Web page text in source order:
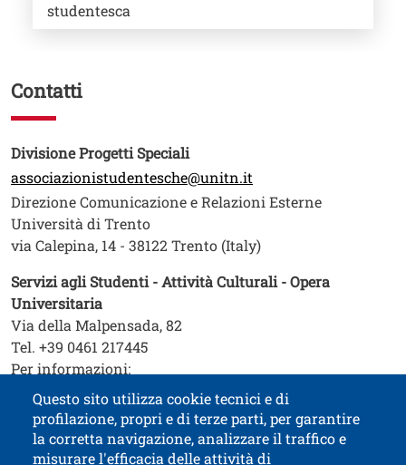
studentesca
Contatti
Testo
Divisione Progetti Speciali
associazionistudentesche@unitn.it
Direzione Comunicazione e Relazioni Esterne
Università di Trento
via Calepina, 14 - 38122 Trento (Italy)
Servizi agli Studenti - Attività Culturali - Opera
Universitaria
Via della Malpensada, 82
Tel. +39 0461 217445
Per informazioni:
https://www.operauni.tn.it/contattaci
Contatti
Titolo contatti
Questo sito utilizza cookie tecnici e di
profilazione, propri e di terze parti, per garantire
la corretta navigazione, analizzare il traffico e
misurare l'efficacia delle attività di